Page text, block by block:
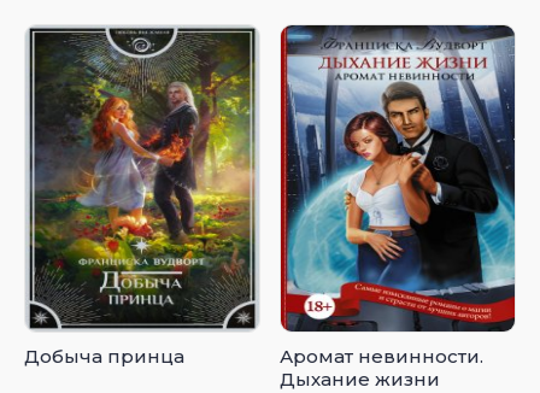
Добыча принца
Аромат невинности.
Дыхание жизни